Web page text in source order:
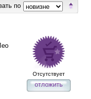
по
Отсутствует
отложить